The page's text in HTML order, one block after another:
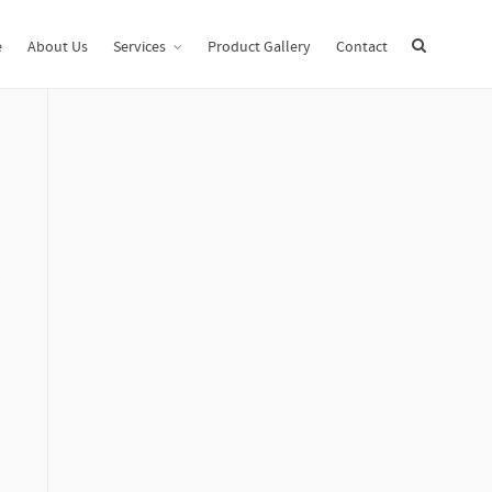
About Us Services Product Gallery Contact